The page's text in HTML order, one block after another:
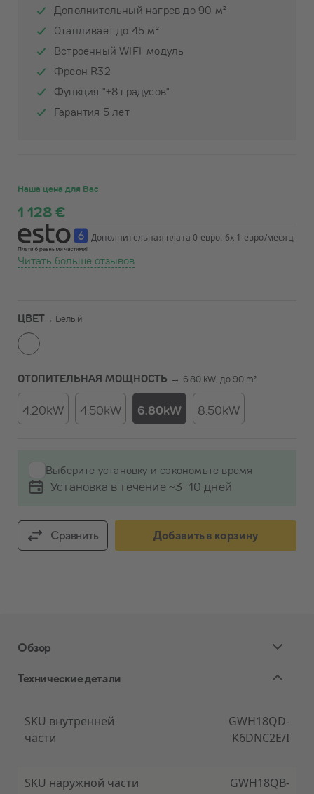
Дополнительный нагрев до 90 м²
Отапливает до 45 м²
Встроенный WIFI-модуль
Фреон R32
Функция "+8 градусов"
Гарантия 5 лет
Наша цена для Вас
1 128 €
Дополнительная плата 0 евро. 6x 1 евро/месяц
Читать больше отзывов
ЦВЕТ→ Белый
ОТОПИТЕЛЬНАЯ МОЩНОСТЬ → 6.80 kW, до 90 m²
4.20kW 4.50kW 6.80kW 8.50kW
Выберите установку и сэкономьте время
Установка в течение ~3-10 дней
Сравнить Добавить в корзину
Обзор
Экологически чистый тепловой насос
В воздушном тепловом насосе Gree Lomo Nordic
используется в кондиционерах и тепловых
насосах. Это один из новейших хладагентов,
Технические детали
SKU внутренней
части
GWH18QD-
K6DNC2E/I
SKU наружной части
GWH18QB-